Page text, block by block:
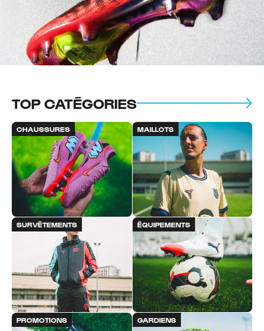
TOP CATÉGORIES
CHAUSSURES MAILLOTS
SURVÊTEMENTS ÉQUIPEMENTS
PROMOTIONS GARDIENS